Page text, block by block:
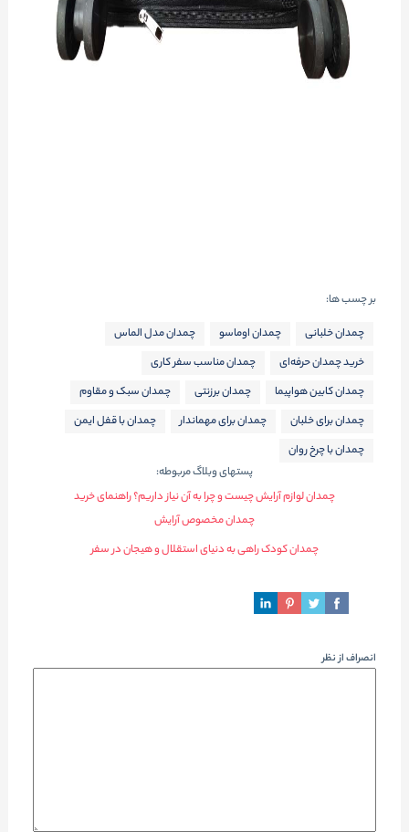
بر چسب ها:
چمدان خلبانی
چمدان اوماسو
چمدان مدل الماس
خرید چمدان حرفه‌ای
چمدان مناسب سفر کاری
چمدان کابین هواپیما
چمدان برزنتی
چمدان سبک و مقاوم
چمدان برای خلبان
چمدان برای مهماندار
چمدان با قفل ایمن
چمدان با چرخ روان
پستهای وبلاگ مربوطه:
چمدان لوازم آرایش چیست و چرا به آن نیاز داریم؟ راهنمای خرید
چمدان مخصوص آرایش
چمدان کودک راهی به دنیای استقلال و هیجان در سفر
انصراف از نظر